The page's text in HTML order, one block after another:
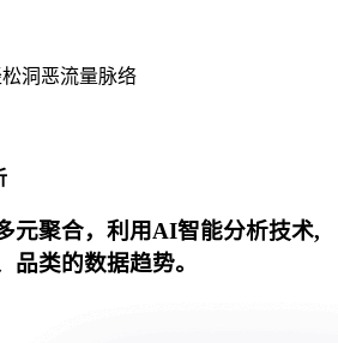
洞恶流量脉络
元聚合，利用AI智能分析技术,
品类的数据趋势。